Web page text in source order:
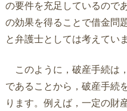
の要件を充足しているので
の効果を得ることで借金問
と弁護士としては考えてい
このように，破産手続は
であることから，破産手続
ります。例えば，一定の財